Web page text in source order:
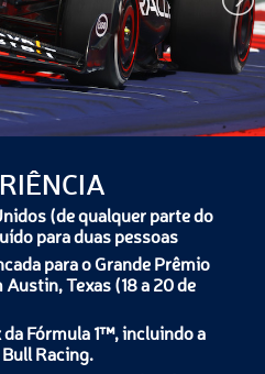
(de qualquer parte do
para duas pessoas
para o Grande Prêmio
Texas (18 a 20 de
Fórmula 1™, incluindo a
Racing.